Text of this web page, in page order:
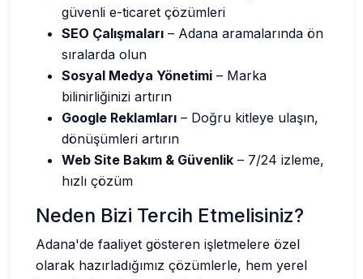
güvenli e-ticaret çözümleri
SEO Çalışmaları – Adana aramalarında ön
sıralarda olun
Sosyal Medya Yönetimi – Marka
bilinirliğinizi artırın
Google Reklamları – Doğru kitleye ulaşın,
dönüşümleri artırın
Web Site Bakım & Güvenlik – 7/24 izleme,
hızlı çözüm
Neden Bizi Tercih Etmelisiniz?
Adana'de faaliyet gösteren işletmelere özel
olarak hazırladığımız çözümlerle, hem yerel